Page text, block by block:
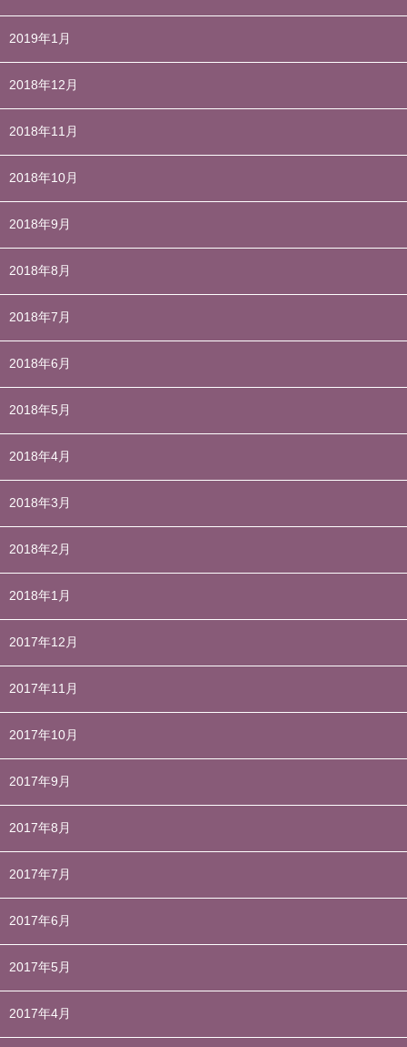
2019年1月
2018年12月
2018年11月
2018年10月
2018年9月
2018年8月
2018年7月
2018年6月
2018年5月
2018年4月
2018年3月
2018年2月
2018年1月
2017年12月
2017年11月
2017年10月
2017年9月
2017年8月
2017年7月
2017年6月
2017年5月
2017年4月